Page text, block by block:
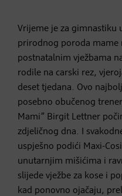
Vrijeme je za gimnastiku
prirodnog poroda mame
postnatalnim vježbama
rodile na carski rez,
deset tjedana. Ovo
posebno obučenog
Mami” Birgit Lettner
zdjeličnog dna. I
uspješno podići Maxi-
unutarnjim mišićima i
slijede vježbe za kose i
kad ponovno ojačaju,